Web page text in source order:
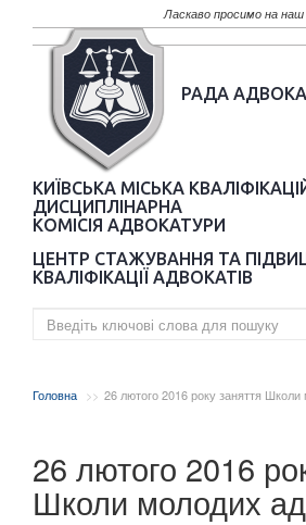
Перейти до основного матеріалуЛаскаво просимо на
РАДА
КИЇВСЬКА МІСЬКА
ДИСЦИПЛІНАРНА
КОМІСІЯ АДВОКАТУРИ
ЦЕНТР СТАЖУВАННЯ ТА
КВАЛІФІКАЦІЇ АДВОКАТІВ
Головна 26 лютого 2016 року заняття Школи
26 лютого 2016
Школи молодих